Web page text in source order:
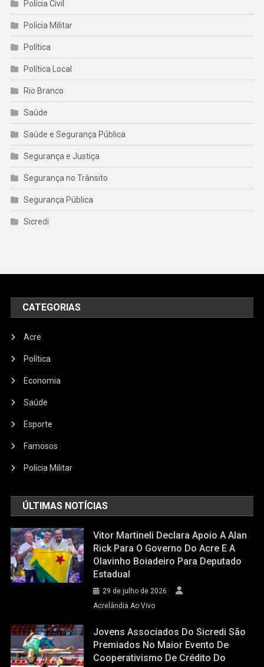
Polícia Civil
Polícia Militar
Política
Política Local
Rio Branco
Saúde
Saúde e Segurança Pública
Segurança e Justiça
Segurança no Trânsito
Segurança Pública
Sicredi
CATEGORIAS
Acre
Política
Economia
Saúde
Esporte
Famosos
Polícia Militar
ÚLTIMAS NOTÍCIAS
Vitor Martineli Declara Apoio A Alan
Rick Para O Governo Do Acre E A
Olavinho Boiadeiro Para Deputado
Estadual
29 de julho de 2026
Acrelândia Ao Vivo
Jovens Associados Do Sicredi São
Premiados No Maior Evento De
Cooperativismo De Crédito Do